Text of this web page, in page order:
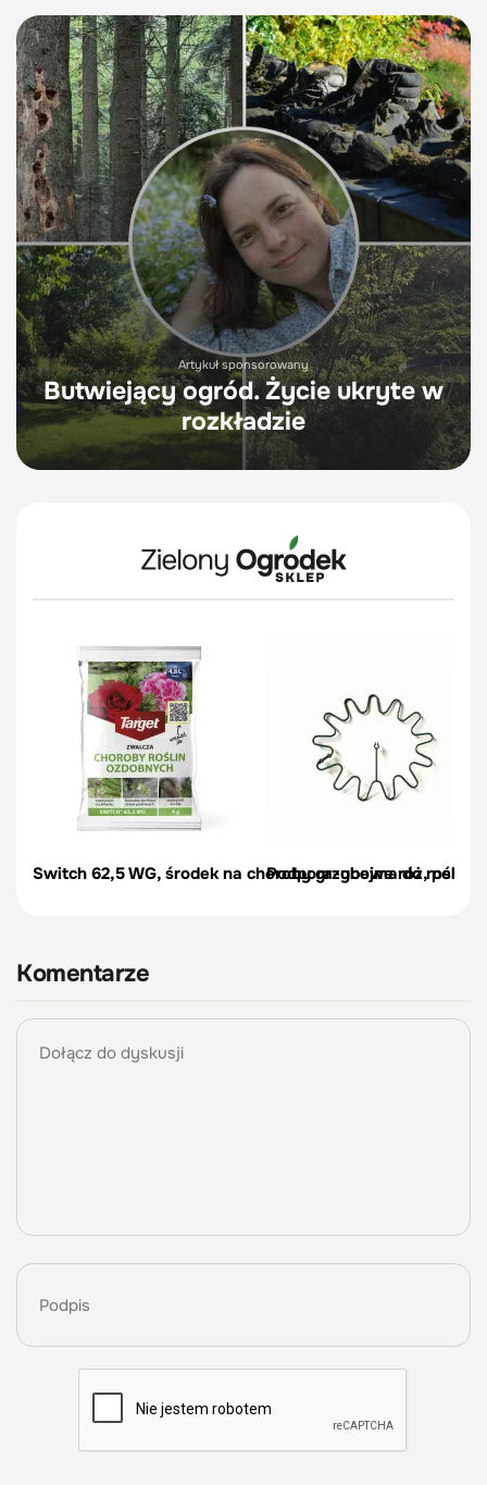
Artykuł sponsorowany
Butwiejący ogród. Życie ukryte w
rozkładzie
Switch 62,5 WG, środek na choroby grzybowe róż,
Podpora-obejma do roślin,
Komentarze